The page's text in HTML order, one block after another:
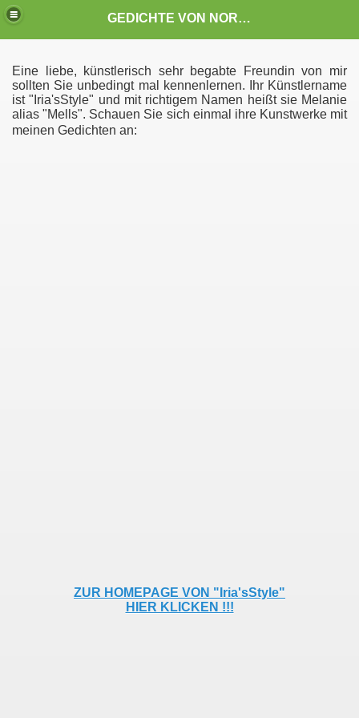
GEDICHTE VON NORBERT VAN TIGGELEN
Eine liebe, künstlerisch sehr begabte Freundin von mir
sollten Sie unbedingt mal kennenlernen. Ihr Künstlername
ist "Iria'sStyle" und mit richtigem Namen heißt sie Melanie
alias "Mells". Schauen Sie sich einmal ihre Kunstwerke mit
meinen Gedichten an:
ZUR HOMEPAGE VON "Iria'sStyle"
HIER KLICKEN !!!